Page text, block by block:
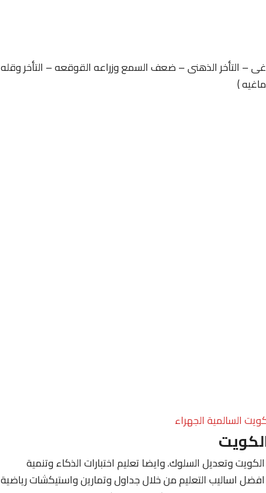
– التأخر الذهنى – ضعف السمع وزراعه القوقعه – التأخر وقله
)
السالمية الجهراء
وتعديل السلوك. وايضا تعليم اختبارات الذكاء وتنمية
اساليب التعليم من خلال جداول وتمارين واستيكشات رياضية